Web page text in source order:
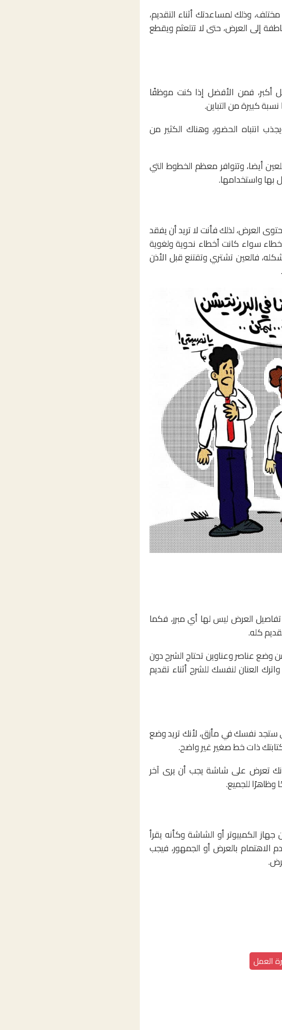
وذلك لمساعدتك أثناء التقديم،
إلى العرض، حتى لا تتلعثم ويقطع
فمن الأفضل إذا كنت موظفًا
كبيرة من التباين.
انتباه الحضور، وهناك الكثير من
أيضا، وتتوافر معظم الخطوط التي
بها واستخدامها.
العرض، لذلك فأنت لا تريد أن يفقد
سواء كانت أخطاء نحوية ولغوية
فالعين تشتري وتقتنع قبل الأذن
العرض ليس لها أي مبرر، فكما
كله.
عناصر وعناوين تحتاج الشرح دون
العنان لنفسك للشرح أثناء تقديم
ستجد نفسك في مأزق، لأنك تريد وضع
ذات خط صغير غير واضح.
أنك تعرض على شاشة يجب أن يرى آخر
للجميع.
الكمبيوتر أو الشاشة وكأنه يقرأ
بالعرض أو الجمهور، فيجب
العمل